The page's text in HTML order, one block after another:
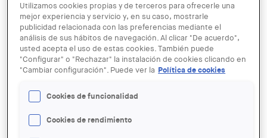
© Catedral de Girona
Acto inaugural de la exposición
“1416-1417. La Catedral de Girona,
una o tres naves?”
Utilizamos cookies propias y de terceros para ofrecerle una
mejor experiencia y servicio y, en su caso, mostrarle
publicidad relacionada con las preferencias mediante el
análisis de sus hábitos de navegación. Al clicar "De acuerdo",
usted acepta el uso de estas cookies. También puede
"Configurar" o "Rechazar" la instalación de cookies clicando en
"Cambiar configuración". Puede ver la Política de cookies
Cookies de funcionalidad
Cookies de rendimiento